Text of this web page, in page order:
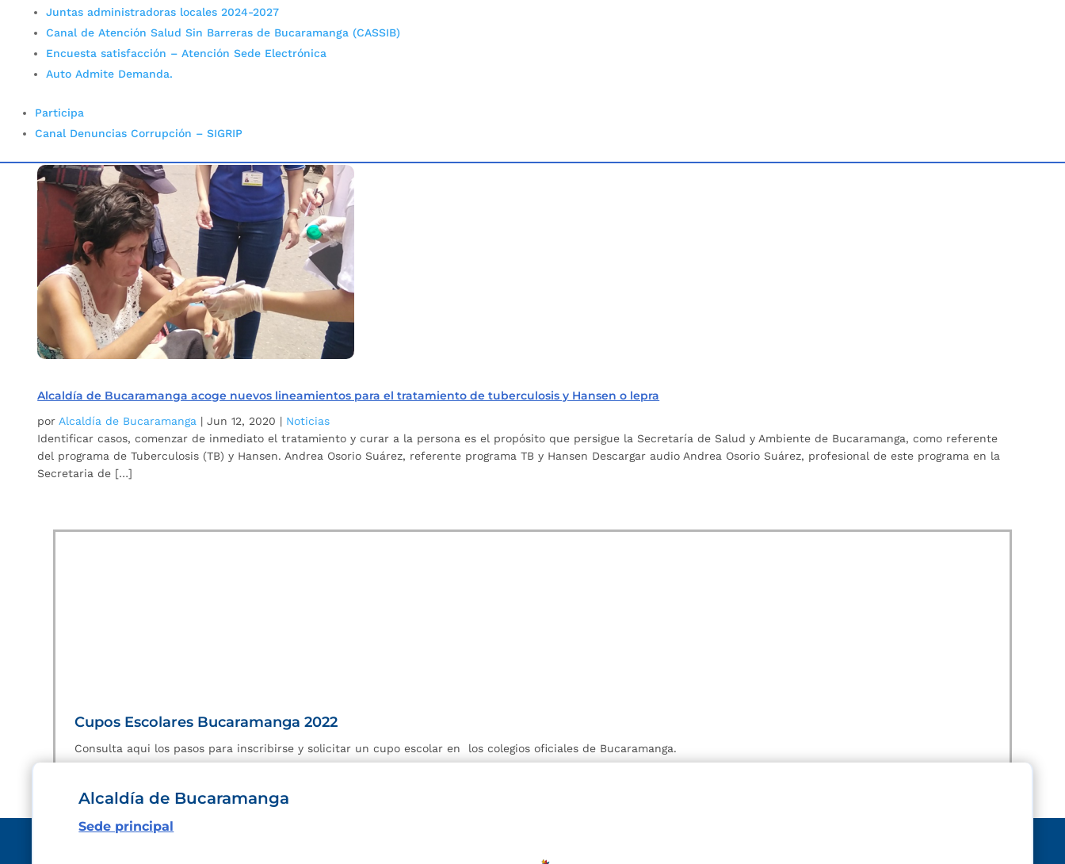
Juntas administradoras locales 2024-2027
Canal de Atención Salud Sin Barreras de Bucaramanga (CASSIB)
Encuesta satisfacción – Atención Sede Electrónica
Auto Admite Demanda.
Participa
Canal Denuncias Corrupción – SIGRIP
Inicio 5 Etiqueta: Referente Tuberculosis y Hansen
Alcaldía de Bucaramanga acoge nuevos lineamientos para el tratamiento de tuberculosis y Hansen o lepra
por Alcaldía de Bucaramanga |Jun 12, 2020 | Noticias
Identificar casos, comenzar de inmediato el tratamiento y curar a la persona es el propósito que persigue la Secretaría de Salud y Ambiente de Bucaramanga, como referente
del programa de Tuberculosis (TB) y Hansen. Andrea Osorio Suárez, referente programa TB y Hansen Descargar audio Andrea Osorio Suárez, profesional de este programa en la
Secretaria de […]
Cupos Escolares Bucaramanga 2022
Consulta aqui los pasos para inscribirse y solicitar un cupo escolar en los colegios oficiales de Bucaramanga.
Alcaldía de Bucaramanga
Sede principal